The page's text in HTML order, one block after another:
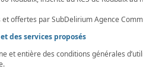
offertes par SubDelirium Agence
des services proposés
et entière des conditions générales